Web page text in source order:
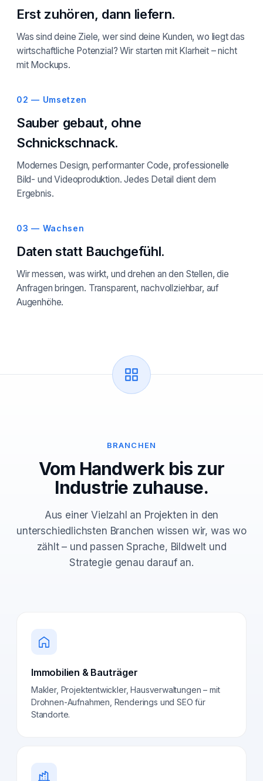
Erst zuhören, dann liefern.
Was sind deine Ziele, wer sind deine Kunden, wo liegt das
wirtschaftliche Potenzial? Wir starten mit Klarheit – nicht
mit Mockups.
02 — Umsetzen
Sauber gebaut, ohne
Schnickschnack.
Modernes Design, performanter Code, professionelle
Bild- und Videoproduktion. Jedes Detail dient dem
Ergebnis.
03 — Wachsen
Daten statt Bauchgefühl.
Wir messen, was wirkt, und drehen an den Stellen, die
Anfragen bringen. Transparent, nachvollziehbar, auf
Augenhöhe.
BRANCHEN
Vom Handwerk bis zur
Industrie zuhause.
Aus einer Vielzahl an Projekten in den
unterschiedlichsten Branchen wissen wir, was wo
zählt – und passen Sprache, Bildwelt und
Strategie genau darauf an.
Immobilien & Bauträger
Makler, Projektentwickler, Hausverwaltungen – mit
Drohnen-Aufnahmen, Renderings und SEO für
Standorte.